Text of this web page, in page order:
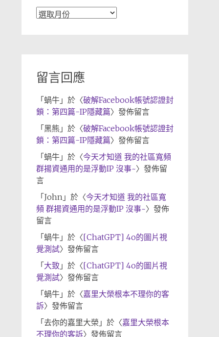
文
留言回應
「 蝸牛」於〈破解Facebook帳號認證封
鎖：第四篇-IP隱藏篇〉發佈留言
「 黑熊 」於〈破解Facebook帳號認證封
鎖：第四篇-IP隱藏篇〉發佈留言
「 蝸牛」於〈今天才知道 我的社區寬頻
群揚資通用的是浮動IP 沒事~〉發佈留
言
「 John」於〈今天才知道 我的社區寬
頻 群揚資通用的是浮動IP 沒事~〉發佈
留言
「 蝸牛」於〈[ChatGPT] 4o的圖片視
覺測試〉發佈留言
「 大致 」於〈[ChatGPT] 4o的圖片視
覺測試〉發佈留言
「 蝸牛」於〈嘉里大榮根本不理你的客
訴〉發佈留言
「 去你的嘉里大榮 」於〈嘉里大榮根本
不理你的客訴〉發佈留言